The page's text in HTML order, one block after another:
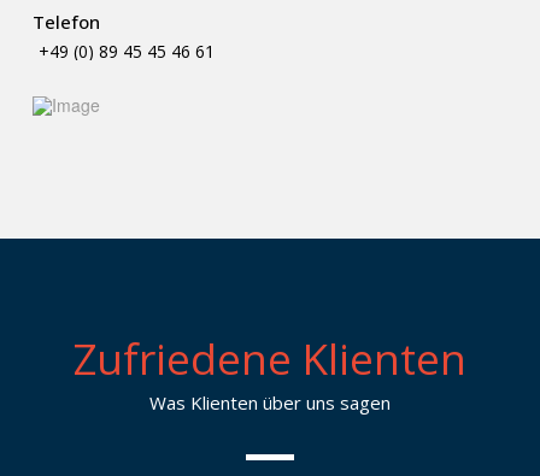
Telefon
+49 (0) 89 45 45 46 61
Zufriedene Klienten
Was Klienten über uns sagen